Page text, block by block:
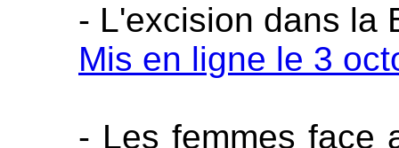
- L'excision dans la
Mis en ligne le 3
- Les femmes face